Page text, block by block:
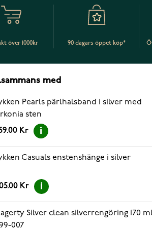
över 1000kr 90 dagars öppet köp*
med
Pearls pärlhalsband i silver med
sten
Kr
Casuals enstenshänge i silver
Kr
Silver clean silverrengöring 170
007